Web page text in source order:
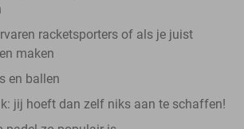
racketsporters of als je juist
maken
en ballen
jij hoeft dan zelf niks aan te schaffen!